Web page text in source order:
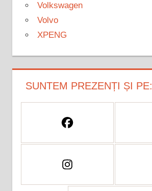
Volkswagen
Volvo
XPENG
SUNTEM PREZENȚI ȘI PE: